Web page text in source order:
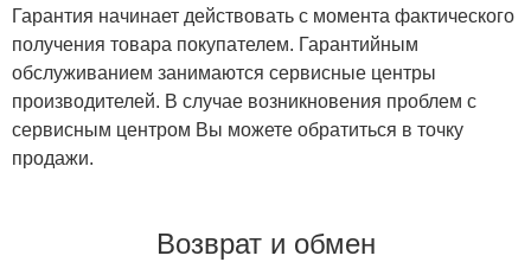
Гарантия начинает действовать с момента фактического
получения товара покупателем. Гарантийным
обслуживанием занимаются сервисные центры
производителей. В случае возникновения проблем с
сервисным центром Вы можете обратиться в точку
продажи.
Возврат и обмен